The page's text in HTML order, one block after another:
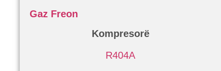
Gaz Freon
Kompresorë
R404A